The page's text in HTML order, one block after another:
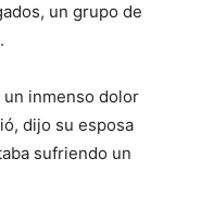
un grupo de
un inmenso dolor
dijo su esposa
sufriendo un